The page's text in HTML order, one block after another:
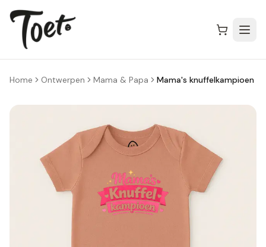
Home Ontwerpen Mama & Papa Mama's knuffelkampioen